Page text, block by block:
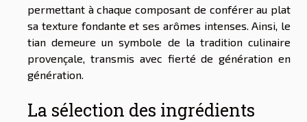
permettant à chaque composant de conférer au plat
sa texture fondante et ses arômes intenses. Ainsi, le
tian demeure un symbole de la tradition culinaire
provençale, transmis avec fierté de génération en
génération.
La sélection des ingrédients